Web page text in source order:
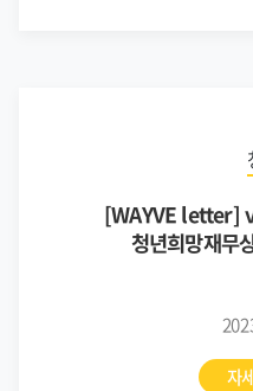
[WAYVE letter]
청년희망재무
자